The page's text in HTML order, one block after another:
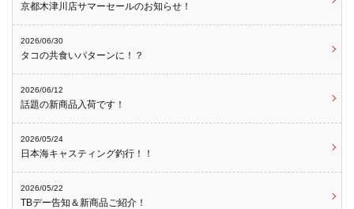
京都木津川店サマーセールのお知らせ！
2026/06/30
タコの共食いパターンに！？
2026/06/12
話題の新商品入荷です！
2026/05/24
日本海キャスティング釣行！！
2026/05/22
TBデー告知＆新商品ご紹介！